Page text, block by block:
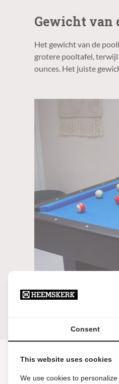
Gewicht van
Het gewicht van de
grotere pooltafel, terwijl
ounces. Het juiste
Consent
This website uses cookies
We use cookies to